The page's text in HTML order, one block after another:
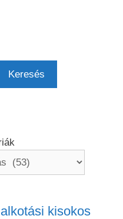
Keresés
alkotási kisokos